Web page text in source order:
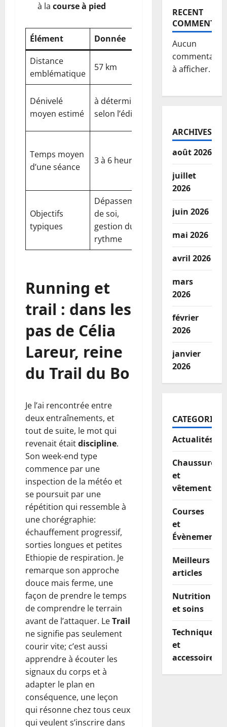
à la course à pied
Élément Donnée
Notes
Distance
emblématique
57 km
Traile du Bo,
format reine
Dénivelé
moyen estimé
à déterminer
selon l’édition
Variabilité
Temps moyen
d’une séance
3 à 6 heures
Inclut
échauffement
récupération
Objectifs
typiques
Dépassement
de soi,
gestion du
rythme
Équilibre
entre effort
conservation
Running et
trail : dans les
pas de Célia
Lareur, reine
du Trail du Bo
Je l’ai rencontrée entre
deux entraînements, et
tout de suite, le mot qui
revenait étaitdiscipline.
Son week-end type
commence par une
inspection de la météo et
se poursuit par une
répétition qui ressemble à
une chorégraphie:
échauffement progressif,
sorties longues et petites
Ethiopie de respiration. Je
remarque son approche
douce mais ferme, une
façon de prendre le temps
de comprendre le terrain
avant de l’attaquer. LeTrail
ne signifie pas seulement
courir vite; c’est aussi
apprendre à écouter les
signaux du corps et à
adapter le plan en
conséquence, une leçon
qui résonne chez tous ceux
qui veulent s’inscrire dans
RECENT
COMMENTS
Aucun
commentaire
à afficher.
ARCHIVES
août 2026
juillet
2026
juin 2026
mai 2026
avril 2026
mars
2026
février
2026
janvier
2026
CATEGORIES
Actualités
Chaussures
et
vêtements
Courses
et
Évènements
Meilleurs
articles
Nutrition
et soins
Techniques
et
accessoires